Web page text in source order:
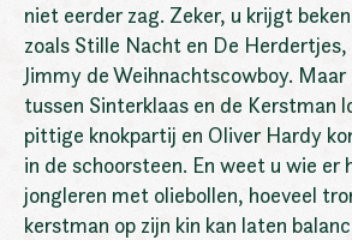
niet eerder zag. Zeker, u krijgt
zoals Stille Nacht en De
Jimmy de Weihnachtscowboy.
tussen Sinterklaas en de Kerstman
pittige knokpartij en Oliver Hardy
in de schoorsteen. En weet u wie er
jongleren met oliebollen, hoeveel
kerstman op zijn kin kan laten